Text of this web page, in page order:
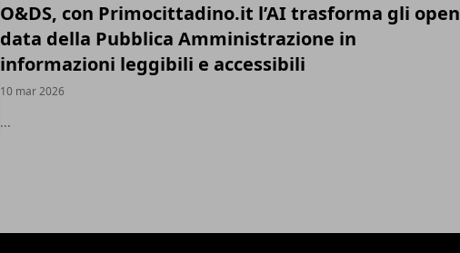
O&DS, con Primocittadino.it l’AI trasforma gli open
data della Pubblica Amministrazione in
informazioni leggibili e accessibili
10 mar 2026
...